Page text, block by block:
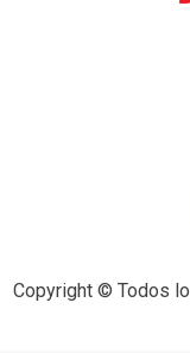
Copyright © Todos